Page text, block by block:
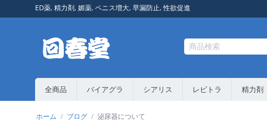
ED薬, 精力剤, 媚薬, ペニス増大, 早漏防止,性欲促進
全商品 バイアグラ シアリス レビトラ 精力剤
ホーム / ブログ / 泌尿器について